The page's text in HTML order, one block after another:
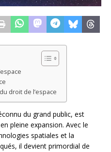
droit de l’espace
du grand public, est
pleine expansion. Avec le
spatiales et la
il devient primordial de